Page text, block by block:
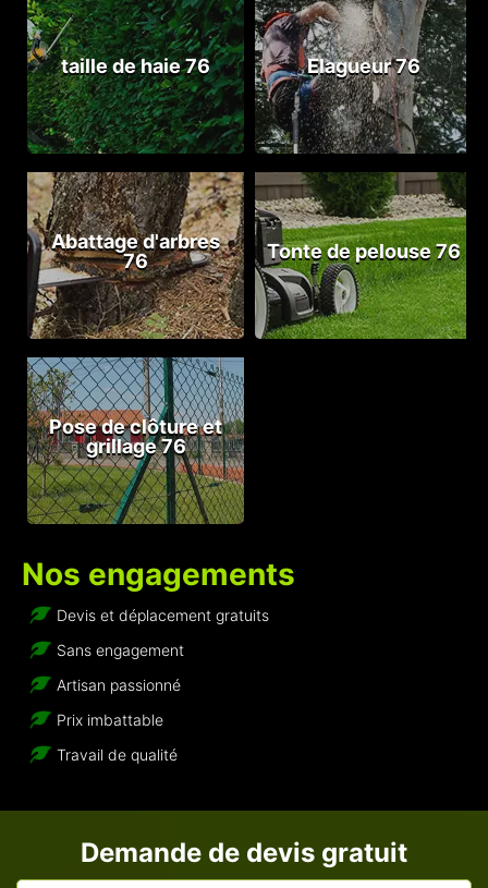
taille de haie 76 Elagueur 76
Abattage d'arbres
76
Tonte de pelouse 76
Pose de clôture et
grillage 76
Nos engagements
Devis et déplacement gratuits
Sans engagement
Artisan passionné
Prix imbattable
Travail de qualité
Demande de devis gratuit